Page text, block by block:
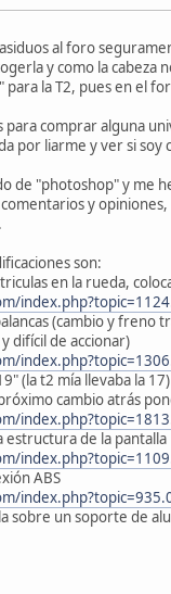
al foro
y como la
para la T2, pues en el
para comprar alguna
por liarme y ver si soy
de "photoshop" y me
y
son:
en la rueda,
(cambio y freno
difícil de accionar)
(la t2 mía llevaba la
cambio atrás
estructura de la pantalla
ABS
sobre un soporte de